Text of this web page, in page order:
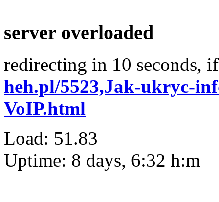
server overloaded
redirecting in 10 seconds,
heh.pl/5523,Jak-ukryc-
VoIP.html
Load: 51.83
Uptime: 8 days, 6:32 h:m